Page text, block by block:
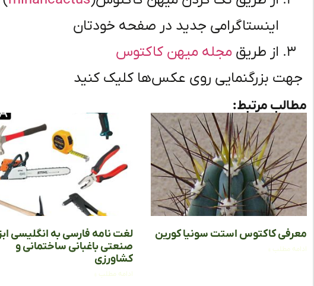
اینستاگرامی جدید در صفحه خودتان
از طریق مجله میهن کاکتوس
جهت بزرگنمایی روی عکس‌ها کلیک کنید
مطالب مرتبط:
معرفی کاکتوس استت سونیا کورین
ادامه مطلب »
لغت نامه فارسی به انگلیسی
صنعتی باغبانی ساختمانی و
کشاورزی
ادامه مطلب »